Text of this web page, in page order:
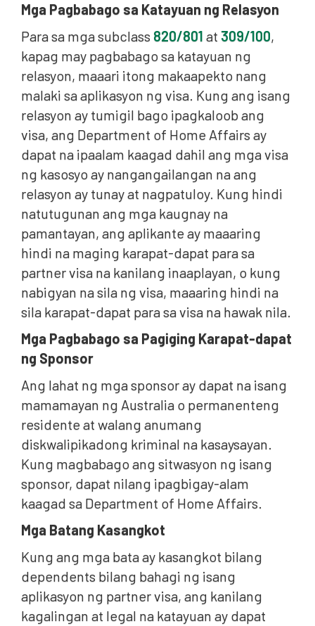
Mga Pagbabago sa Katayuan ng Relasyon
Para sa mga subclass 820/801 at 309/100,
kapag may pagbabago sa katayuan ng
relasyon, maaari itong makaapekto nang
malaki sa aplikasyon ng visa. Kung ang isang
relasyon ay tumigil bago ipagkaloob ang
visa, ang Department of Home Affairs ay
dapat na ipaalam kaagad dahil ang mga visa
ng kasosyo ay nangangailangan na ang
relasyon ay tunay at nagpatuloy. Kung hindi
natutugunan ang mga kaugnay na
pamantayan, ang aplikante ay maaaring
hindi na maging karapat-dapat para sa
partner visa na kanilang inaaplayan, o kung
nabigyan na sila ng visa, maaaring hindi na
sila karapat-dapat para sa visa na hawak nila.
Mga Pagbabago sa Pagiging Karapat-dapat
ng Sponsor
Ang lahat ng mga sponsor ay dapat na isang
mamamayan ng Australia o permanenteng
residente at walang anumang
diskwalipikadong kriminal na kasaysayan.
Kung magbabago ang sitwasyon ng isang
sponsor, dapat nilang ipagbigay-alam
kaagad sa Department of Home Affairs.
Mga Batang Kasangkot
Kung ang mga bata ay kasangkot bilang
dependents bilang bahagi ng isang
aplikasyon ng partner visa, ang kanilang
kagalingan at legal na katayuan ay dapat